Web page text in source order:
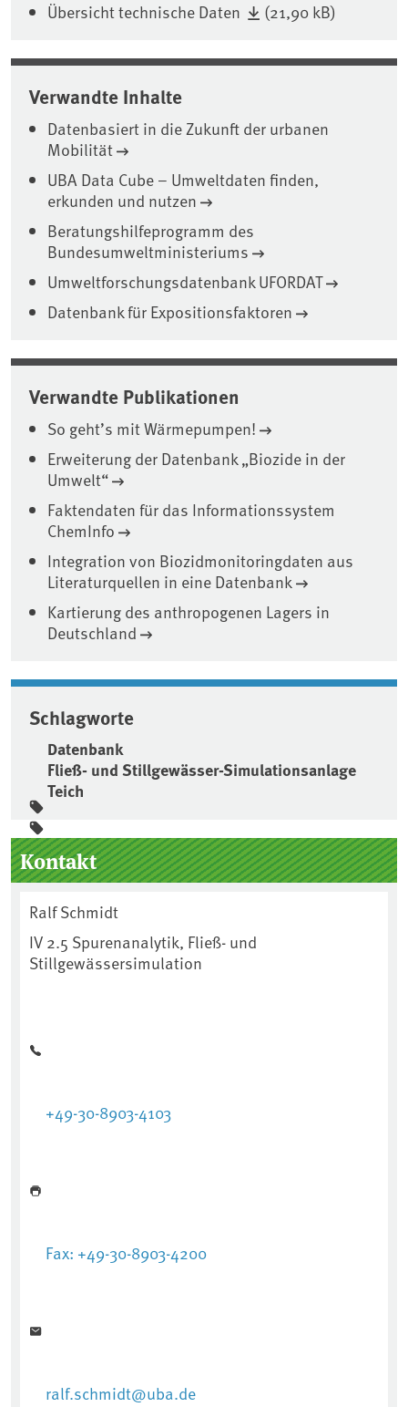
Übersicht technische Daten (21,90 kB)
Verwandte Inhalte
Datenbasiert in die Zukunft der urbanen
Mobilität
UBA Data Cube – Umweltdaten finden,
erkunden und nutzen
Beratungshilfeprogramm des
Bundesumweltministeriums
Umweltforschungsdatenbank UFORDAT
Datenbank für Expositionsfaktoren
Verwandte Publikationen
So geht’s mit Wärmepumpen!
Erweiterung der Datenbank „Biozide in der
Umwelt“
Faktendaten für das Informationssystem
ChemInfo
Integration von Biozidmonitoringdaten aus
Literaturquellen in eine Datenbank
Kartierung des anthropogenen Lagers in
Deutschland
Schlagworte
Datenbank
Fließ- und Stillgewässer-Simulationsanlage
Teich
Seitenleiste
Kontakt
Ralf Schmidt
IV 2.5 Spurenanalytik, Fließ- und
Stillgewässersimulation
+49-30-8903-4103
Fax: +49-30-8903-4200
ralf.schmidt@uba.de